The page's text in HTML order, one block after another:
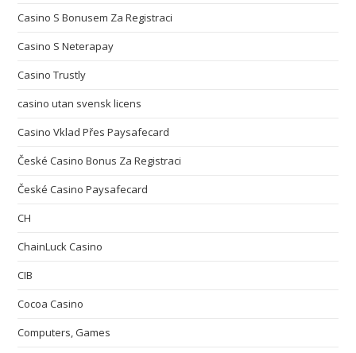
Casino S Bonusem Za Registraci
Casino S Neterapay
Casino Trustly
casino utan svensk licens
Casino Vklad Přes Paysafecard
České Casino Bonus Za Registraci
České Casino Paysafecard
CH
ChainLuck Casino
CIB
Cocoa Casino
Computers, Games